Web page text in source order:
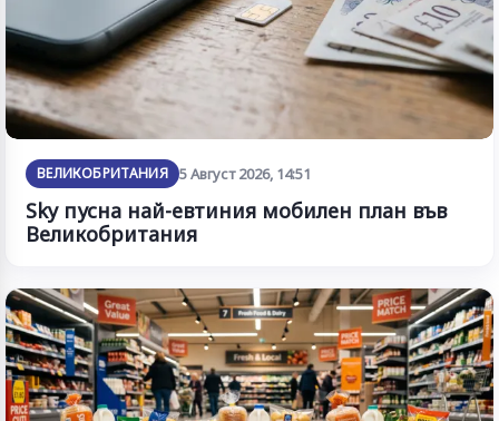
ВЕЛИКОБРИТАНИЯ 5 Август 2026, 14:51
Sky пусна най-евтиния мобилен план във
Великобритания